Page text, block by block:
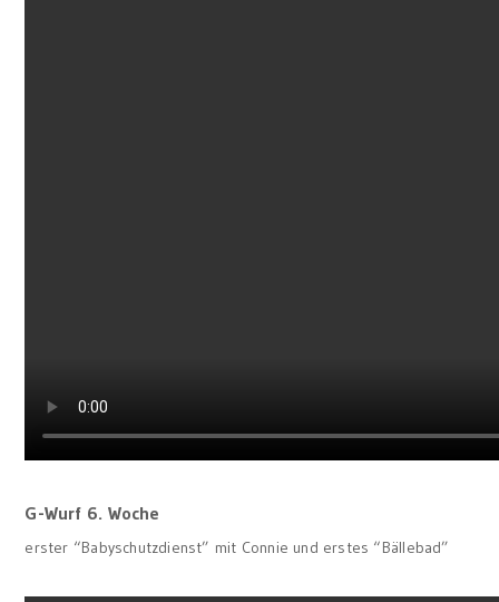
G-Wurf 6. Woche
erster “Babyschutzdienst” mit Connie und erstes “Bällebad”